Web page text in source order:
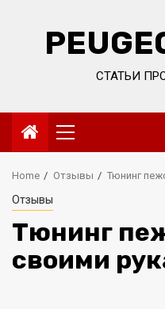
СТАТЬИ ПРО
Primary
Menu
Home Отзывы Тюнинг
Отзывы
Тюнинг
своими